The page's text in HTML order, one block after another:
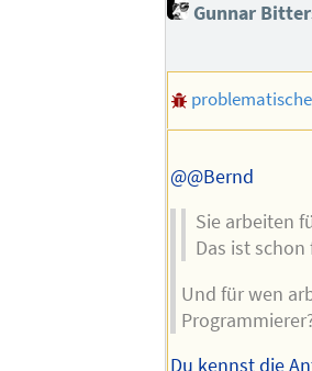
Gunnar
@@Bernd
Sie arbeiten
Das ist
Und für wen
Du kennst die